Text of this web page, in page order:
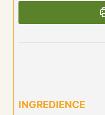
INGREDIENCE